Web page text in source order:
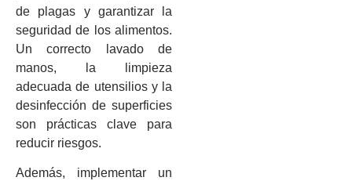
de plagas y garantizar la
seguridad de los alimentos.
Un correcto lavado de
manos, la limpieza
adecuada de utensilios y la
desinfección de superficies
son prácticas clave para
reducir riesgos.
Además, implementar un